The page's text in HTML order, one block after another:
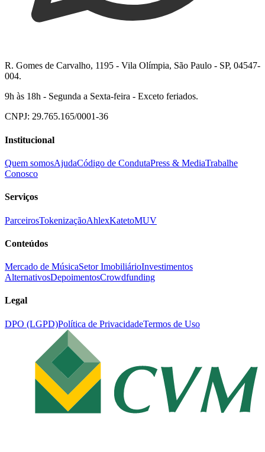
R. Gomes de Carvalho, 1195 - Vila Olímpia, São Paulo - SP, 04547-
004.
9h às 18h - Segunda a Sexta-feira - Exceto feriados.
CNPJ: 29.765.165/0001-36
Institucional
Quem somosAjudaCódigo de CondutaPress & MediaTrabalhe
Conosco
Serviços
ParceirosTokenizaçãoAhlexKatetoMUV
Conteúdos
Mercado de MúsicaSetor ImobiliárioInvestimentos
AlternativosDepoimentosCrowdfunding
Legal
DPO (LGPD)Política de PrivacidadeTermos de Uso